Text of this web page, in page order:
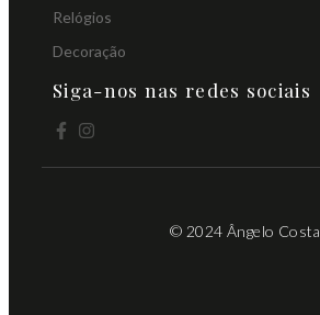
Relógios
Decoração
Siga-nos nas redes sociais
© 2024 Ângelo Costa